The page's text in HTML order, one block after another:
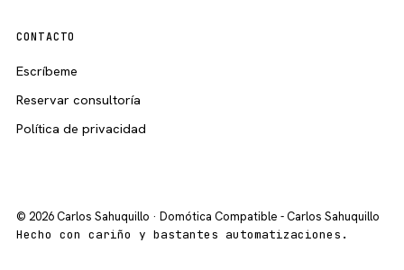
CONTACTO
Escríbeme
Reservar consultoría
Política de privacidad
© 2026 Carlos Sahuquillo · Domótica Compatible - Carlos Sahuquillo
Hecho con cariño y bastantes automatizaciones.